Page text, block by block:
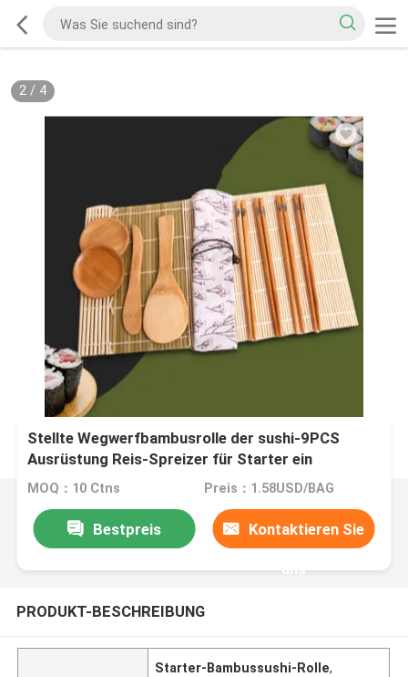
2/ 4
Stellte Wegwerfbambusrolle der sushi-9PCS
Ausrüstung Reis-Spreizer für Starter ein
MOQ：10 Ctns Preis：1.58USD/BAG
Bestpreis Kontaktieren Sie
uns
PRODUKT-BESCHREIBUNG
Starter-Bambussushi-Rolle,